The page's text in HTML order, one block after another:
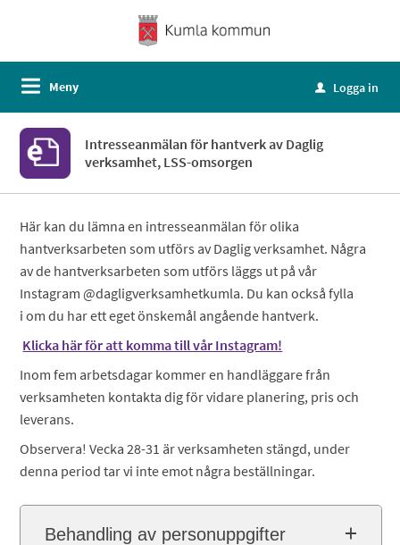
Meny u Logga in
Intresseanmälan för hantverk av Daglig
verksamhet, LSS-omsorgen
Här kan du lämna en intresseanmälan för olika
hantverksarbeten som utförs av Daglig verksamhet. Några
av de hantverksarbeten som utförs läggs ut på vår
Instagram @dagligverksamhetkumla. Du kan också fylla
i om du har ett eget önskemål angående hantverk.
Klicka här för att komma till vår Instagram!
Inom fem arbetsdagar kommer en handläggare från
verksamheten kontakta dig för vidare planering, pris och
leverans.
Observera! Vecka 28-31 är verksamheten stängd, under
denna period tar vi inte emot några beställningar.
Behandling av personuppgifter